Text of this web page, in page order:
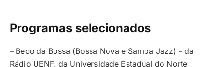
Programas selecionados
– Beco da Bossa (Bossa Nova e Samba Jazz) – da
Rádio UENF, da Universidade Estadual do Norte